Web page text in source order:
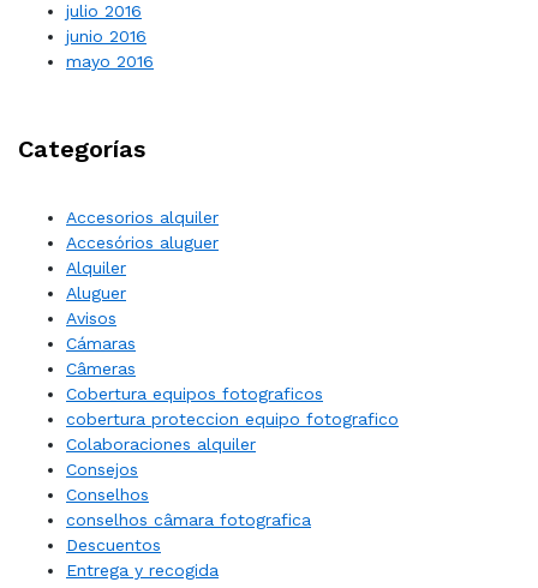
julio 2016
junio 2016
mayo 2016
Categorías
Accesorios alquiler
Accesórios aluguer
Alquiler
Aluguer
Avisos
Cámaras
Câmeras
Cobertura equipos fotograficos
cobertura proteccion equipo fotografico
Colaboraciones alquiler
Consejos
Conselhos
conselhos câmara fotografica
Descuentos
Entrega y recogida